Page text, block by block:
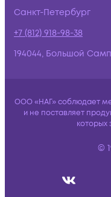
Санкт-Петербург
+7 (812) 918-98-38
194044, Большой
ООО «НАГ» соблюдает
и не поставляет
которых
©